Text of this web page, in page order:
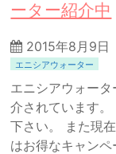
ーター紹介中
2015年8月9日
エニシアウォーター
エニシアウォー
介されています
下さい。 また現
はお得なキャン